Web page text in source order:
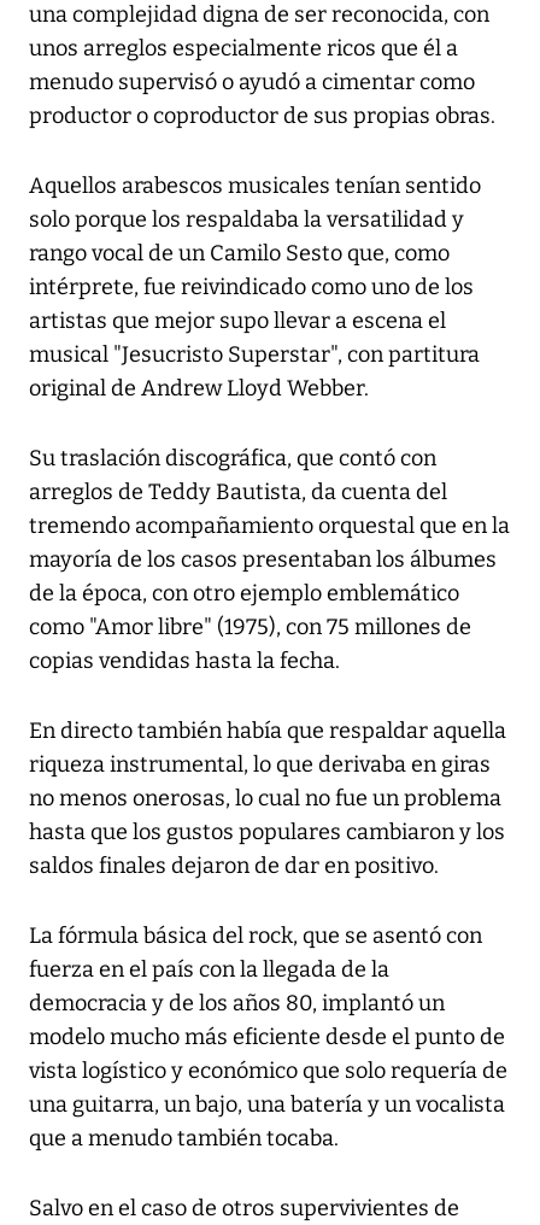
una complejidad digna de ser reconocida, con
unos arreglos especialmente ricos que él a
menudo supervisó o ayudó a cimentar como
productor o coproductor de sus propias obras.
Aquellos arabescos musicales tenían sentido
solo porque los respaldaba la versatilidad y
rango vocal de un Camilo Sesto que, como
intérprete, fue reivindicado como uno de los
artistas que mejor supo llevar a escena el
musical "Jesucristo Superstar", con partitura
original de Andrew Lloyd Webber.
Su traslación discográfica, que contó con
arreglos de Teddy Bautista, da cuenta del
tremendo acompañamiento orquestal que en la
mayoría de los casos presentaban los álbumes
de la época, con otro ejemplo emblemático
como "Amor libre" (1975), con 75 millones de
copias vendidas hasta la fecha.
En directo también había que respaldar aquella
riqueza instrumental, lo que derivaba en giras
no menos onerosas, lo cual no fue un problema
hasta que los gustos populares cambiaron y los
saldos finales dejaron de dar en positivo.
La fórmula básica del rock, que se asentó con
fuerza en el país con la llegada de la
democracia y de los años 80, implantó un
modelo mucho más eficiente desde el punto de
vista logístico y económico que solo requería de
una guitarra, un bajo, una batería y un vocalista
que a menudo también tocaba.
Salvo en el caso de otros supervivientes de